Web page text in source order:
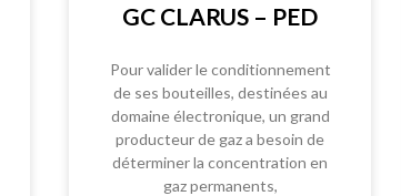
GC CLARUS – PED
Pour valider le conditionnement
de ses bouteilles, destinées au
domaine électronique, un grand
producteur de gaz a besoin de
déterminer la concentration en
gaz permanents,